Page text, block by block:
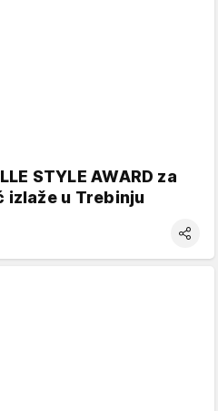
STYLE AWARD za
u Trebinju